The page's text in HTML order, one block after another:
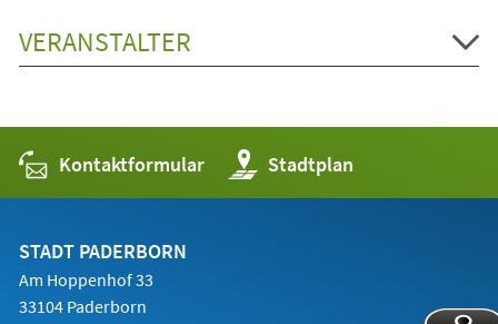
VERANSTALTER
Kontaktformular Stadtplan
(Öffnet
in
einem
STADT PADERBORN
Am Hoppenhof 33
33104 Paderborn